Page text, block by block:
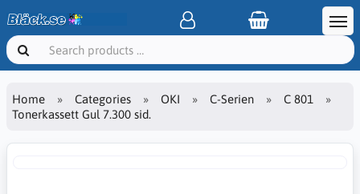
Home Categories OKI C-Serien
C 801
Tonerkassett Gul 7.300 sid.